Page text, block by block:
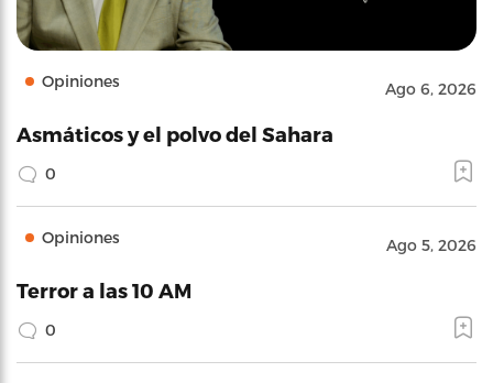
Opiniones Ago 6, 2026
Asmáticos y el polvo del Sahara
0
Opiniones Ago 5, 2026
Terror a las 10 AM
0